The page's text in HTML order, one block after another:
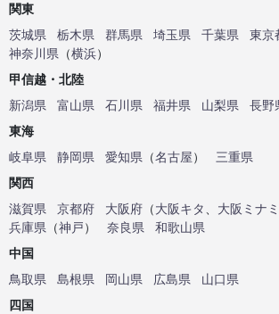
関東
茨城県
栃木県 群馬県 埼玉県 千葉県
東京
神奈川県 （横浜）
甲信越・北陸
新潟県
富山県 石川県 福井県 山梨県
長野
東海
岐阜県
静岡県 愛知県 （名古屋）
三重県
関西
滋賀県
京都府 大阪府 （大阪キタ 大阪ミナミ
兵庫県 （神戸） 奈良県
和歌山県
中国
鳥取県
島根県 岡山県 広島県
山口県
四国